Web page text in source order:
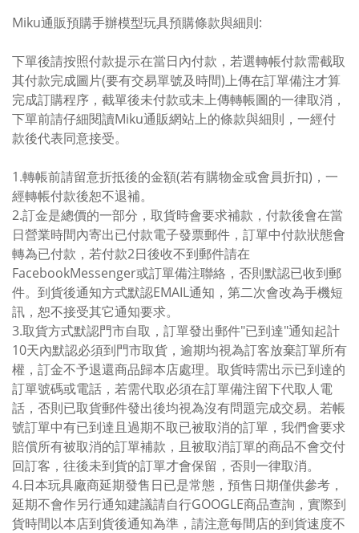
Miku通販預購手辦模型玩具預購條款與細則:
下單後請按照付款提示在當日內付款，若選轉帳付款需截取
其付款完成圖片(要有交易單號及時間)上傳在訂單備注才算
完成訂購程序，截單後未付款或未上傳轉帳圖的一律取消，
下單前請仔細閱讀Miku通販網站上的條款與細則，一經付
款後代表同意接受。
1.轉帳前請留意折抵後的金額(若有購物金或會員折扣)，一
經轉帳付款後恕不退補。
2.訂金是總價的一部分，取貨時會要求補款，付款後會在當
日營業時間內寄出已付款電子發票郵件，訂單中付款狀態會
轉為已付款，若付款2日後收不到郵件請在
FacebookMessenger或訂單備注聯絡，否則默認已收到郵
件。到貨後通知方式默認EMAIL通知，第二次會改為手機短
訊，恕不接受其它通知要求。
3.取貨方式默認門市自取，訂單發出郵件"已到達"通知起計
10天內默認必須到門市取貨，逾期均視為訂客放棄訂單所有
權，訂金不予退還商品歸本店處理。取貨時需出示已到達的
訂單號碼或電話，若需代取必須在訂單備注留下代取人電
話，否則已取貨郵件發出後均視為沒有問題完成交易。若帳
號訂單中有已到達且過期不取已被取消的訂單，我們會要求
賠償所有被取消的訂單補款，且被取消訂單的商品不會交付
回訂客，往後未到貨的訂單才會保留，否則一律取消。
4.日本玩具廠商延期發售日已是常態，預售日期僅供參考，
延期不會作另行通知建議請自行GOOGLE商品查詢，實際到
貨時間以本店到貨後通知為準，請注意每間店的到貨速度不